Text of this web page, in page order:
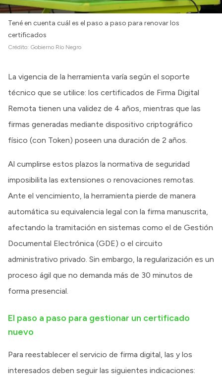
Tené en cuenta cuál es el paso a paso para renovar los
certificados
Crédito: Gobierno Río Negro
La vigencia de la herramienta varía según el soporte
técnico que se utilice: los certificados de Firma Digital
Remota tienen una validez de 4 años, mientras que las
firmas generadas mediante dispositivo criptográfico
físico (con Token) poseen una duración de 2 años.
Al cumplirse estos plazos la normativa de seguridad
imposibilita las extensiones o renovaciones remotas.
Ante el vencimiento, la herramienta pierde de manera
automática su equivalencia legal con la firma manuscrita,
afectando la tramitación en sistemas como el de Gestión
Documental Electrónica (GDE) o el circuito
administrativo privado. Sin embargo, la regularización es un
proceso ágil que no demanda más de 30 minutos de
forma presencial.
El paso a paso para gestionar un certificado
nuevo
Para reestablecer el servicio de firma digital, las y los
interesados deben seguir las siguientes indicaciones: